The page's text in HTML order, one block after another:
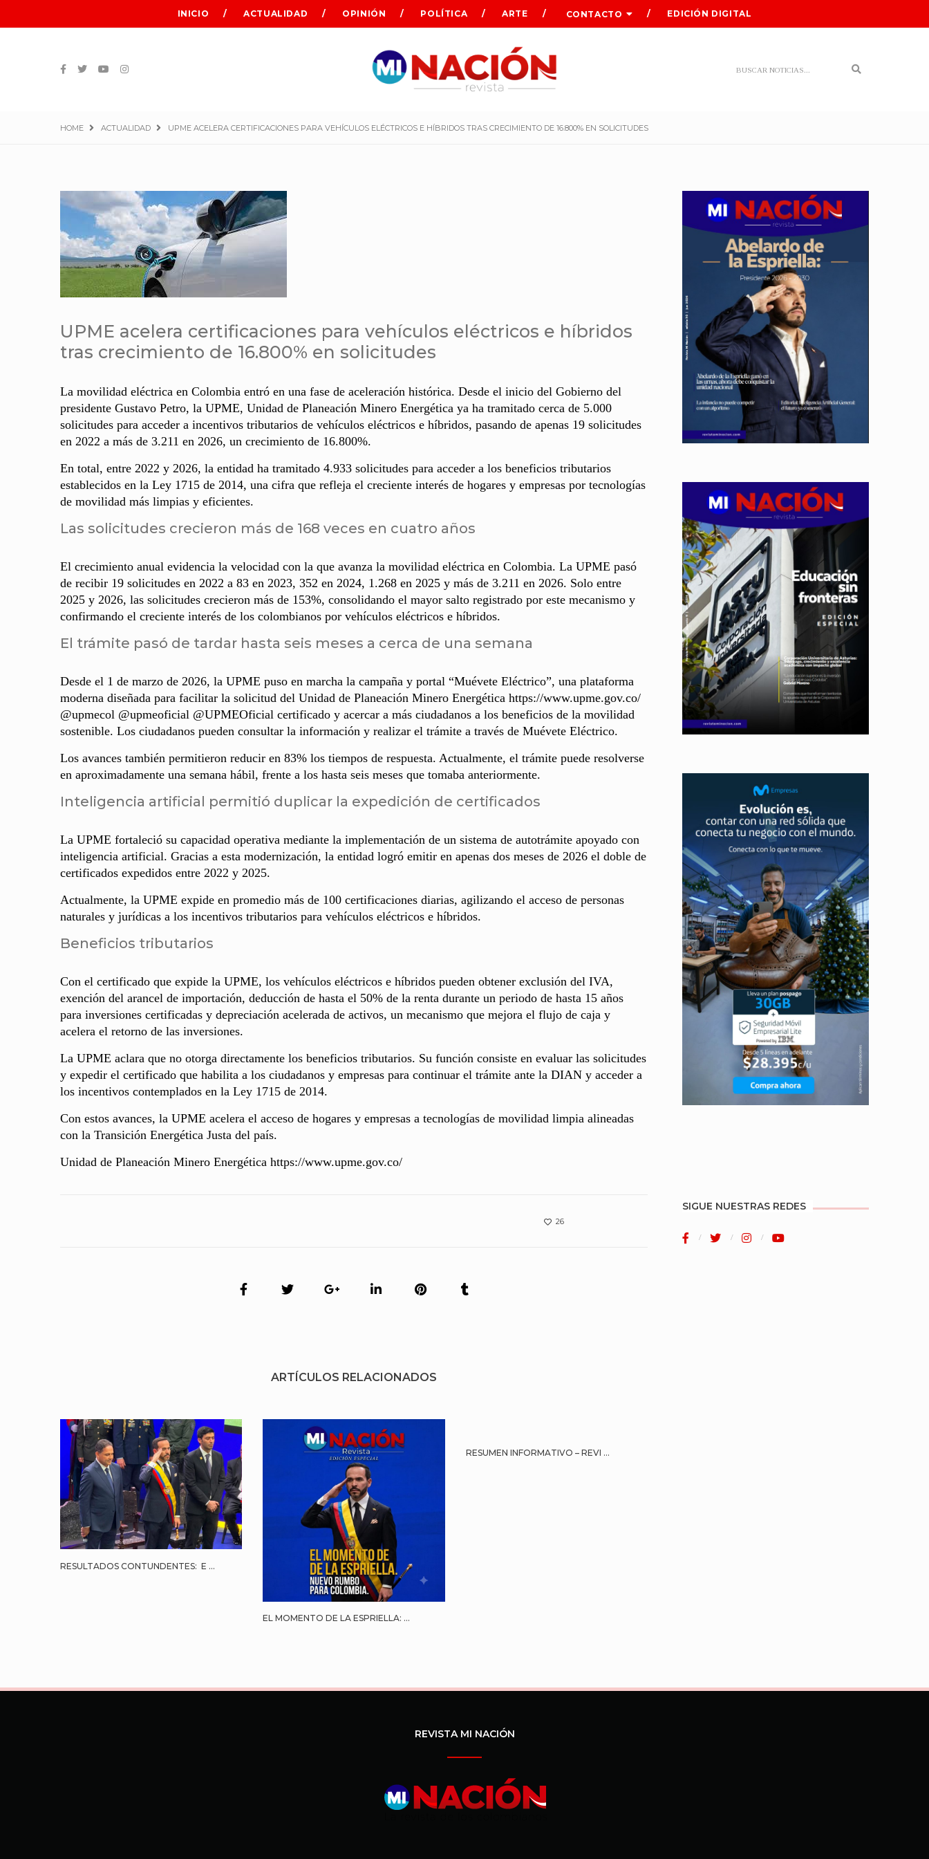
INICIO ACTUALIDAD OPINIÓN POLÍTICA ARTE CONTACTO EDICIÓN DIGITAL
Search
HOME ACTUALIDAD UPME ACELERA CERTIFICACIONES PARA VEHÍCULOS ELÉCTRICOS E HÍBRIDOS TRAS CRECIMIENTO DE 16.800% EN SOLICITUDES
UPME acelera certificaciones para vehículos eléctricos e híbridos
tras crecimiento de 16.800% en solicitudes
La movilidad eléctrica en Colombia entró en una fase de aceleración histórica. Desde el inicio del Gobierno del
presidente Gustavo Petro, la UPME, Unidad de Planeación Minero Energética ya ha tramitado cerca de 5.000
solicitudes para acceder a incentivos tributarios de vehículos eléctricos e híbridos, pasando de apenas 19 solicitudes
en 2022 a más de 3.211 en 2026, un crecimiento de 16.800%.
En total, entre 2022 y 2026, la entidad ha tramitado 4.933 solicitudes para acceder a los beneficios tributarios
establecidos en la Ley 1715 de 2014, una cifra que refleja el creciente interés de hogares y empresas por tecnologías
de movilidad más limpias y eficientes.
Las solicitudes crecieron más de 168 veces en cuatro años
El crecimiento anual evidencia la velocidad con la que avanza la movilidad eléctrica en Colombia. La UPME pasó
de recibir 19 solicitudes en 2022 a 83 en 2023, 352 en 2024, 1.268 en 2025 y más de 3.211 en 2026. Solo entre
2025 y 2026, las solicitudes crecieron más de 153%, consolidando el mayor salto registrado por este mecanismo y
confirmando el creciente interés de los colombianos por vehículos eléctricos e híbridos.
El trámite pasó de tardar hasta seis meses a cerca de una semana
Desde el 1 de marzo de 2026, la UPME puso en marcha la campaña y portal “Muévete Eléctrico”, una plataforma
moderna diseñada para facilitar la solicitud del Unidad de Planeación Minero Energética https://www.upme.gov.co/
@upmecol @upmeoficial @UPMEOficial certificado y acercar a más ciudadanos a los beneficios de la movilidad
sostenible. Los ciudadanos pueden consultar la información y realizar el trámite a través de Muévete Eléctrico.
Los avances también permitieron reducir en 83% los tiempos de respuesta. Actualmente, el trámite puede resolverse
en aproximadamente una semana hábil, frente a los hasta seis meses que tomaba anteriormente.
Inteligencia artificial permitió duplicar la expedición de certificados
La UPME fortaleció su capacidad operativa mediante la implementación de un sistema de autotrámite apoyado con
inteligencia artificial. Gracias a esta modernización, la entidad logró emitir en apenas dos meses de 2026 el doble de
certificados expedidos entre 2022 y 2025.
Actualmente, la UPME expide en promedio más de 100 certificaciones diarias, agilizando el acceso de personas
naturales y jurídicas a los incentivos tributarios para vehículos eléctricos e híbridos.
Beneficios tributarios
Con el certificado que expide la UPME, los vehículos eléctricos e híbridos pueden obtener exclusión del IVA,
exención del arancel de importación, deducción de hasta el 50% de la renta durante un periodo de hasta 15 años
para inversiones certificadas y depreciación acelerada de activos, un mecanismo que mejora el flujo de caja y
acelera el retorno de las inversiones.
La UPME aclara que no otorga directamente los beneficios tributarios. Su función consiste en evaluar las solicitudes
y expedir el certificado que habilita a los ciudadanos y empresas para continuar el trámite ante la DIAN y acceder a
los incentivos contemplados en la Ley 1715 de 2014.
Con estos avances, la UPME acelera el acceso de hogares y empresas a tecnologías de movilidad limpia alineadas
con la Transición Energética Justa del país.
Unidad de Planeación Minero Energética https://www.upme.gov.co/
26
ARTÍCULOS RELACIONADOS
RESULTADOS CONTUNDENTES: E ...
EL MOMENTO DE LA ESPRIELLA: ...
RESUMEN INFORMATIVO – REVI ...
SIGUE NUESTRAS REDES
REVISTA MI NACIÓN